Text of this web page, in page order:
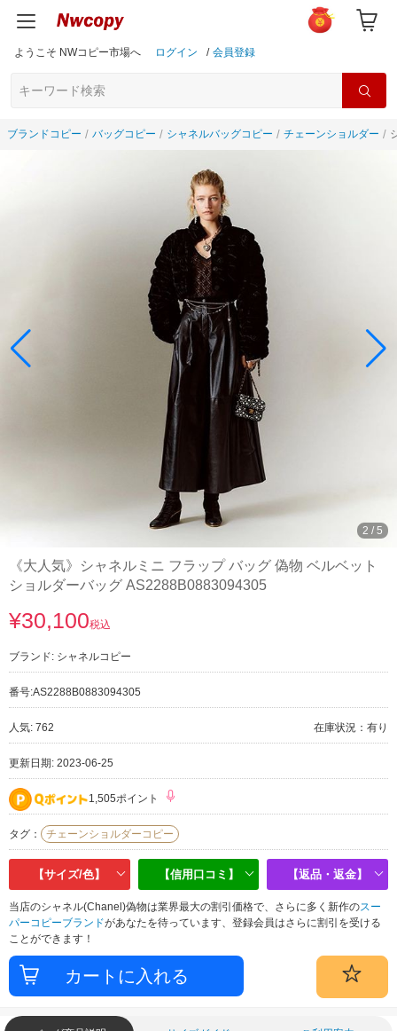
ようこそ NWコピー市場へ ログイン / 会員登録
ブランドコピー バッグコピー シャネルバッグコピー チェーンショルダー
3 / 5
《大人気》シャネルミニ フラップ バッグ 偽物 ベルベット
ショルダーバッグ AS2288B0883094305
¥30,100税込
ブランド: シャネルコピー
番号:AS2288B0883094305
人気: 762 在庫状況：有り
更新日期: 2023-06-25
1,505ポイント
タグ： チェーンショルダーコピー
【サイズ/色】 【信用口コミ】 【返品・返金】
当店のシャネル(Chanel)偽物は業界最大の割引価格で、さらに多く新作のスー
パーコピーブランドがあなたを待っています、登録会員はさらに割引を受ける
ことができます！